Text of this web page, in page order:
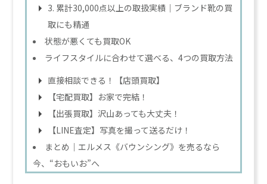
3. 累計30,000点以上の取扱実績｜ブランド靴の買
取にも精通
状態が悪くても買取OK
ライフスタイルに合わせて選べる、4つの買取方法
直接相談できる！【店頭買取】
【宅配買取】お家で完結！
【出張買取】沢山あっても大丈夫！
【LINE査定】写真を撮って送るだけ！
まとめ｜エルメス《バウンシング》を売るなら
今、“おもいお”へ